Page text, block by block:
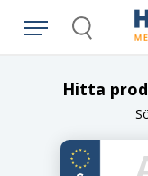
Search
Hitta